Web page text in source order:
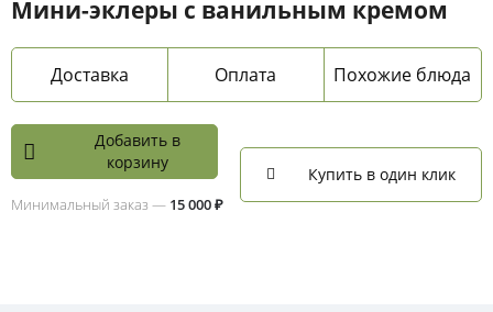
Мини-эклеры с ванильным кремом
Доставка Оплата Похожие блюда
Добавить в
корзину
Минимальный заказ — 15 000 ₽
Купить в один клик